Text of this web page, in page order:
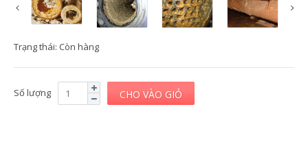
Trạng thái: Còn hàng
Số lượng